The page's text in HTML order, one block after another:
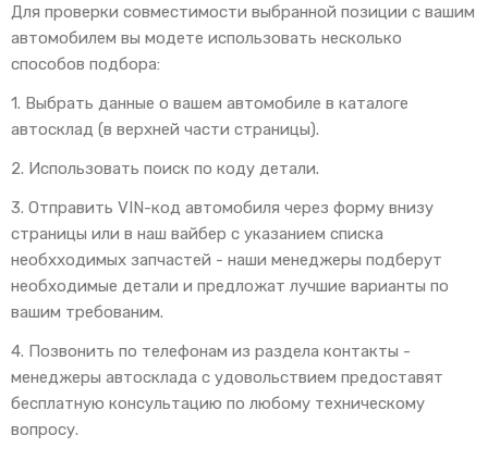
Для проверки совместимости выбранной позиции с вашим
автомобилем вы модете использовать несколько
способов подбора:
1. Выбрать данные о вашем автомобиле в каталоге
автосклад (в верхней части страницы).
2. Использовать поиск по коду детали.
3. Отправить VIN-код автомобиля через форму внизу
страницы или в наш вайбер с указанием списка
необхходимых запчастей - наши менеджеры подберут
необходимые детали и предложат лучшие варианты по
вашим требованим.
4. Позвонить по телефонам из раздела контакты -
менеджеры автосклада с удовольствием предоставят
бесплатную консультацию по любому техническому
вопросу.